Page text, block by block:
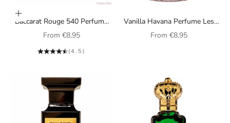
Choose options
Baccarat Rouge 540 Perfume
Extract by Maison Francis
Sale price
From €8,95
(4.5)
Vanilla Havana Perfume Les
Indemodables unisex
Sale price
From €8,95